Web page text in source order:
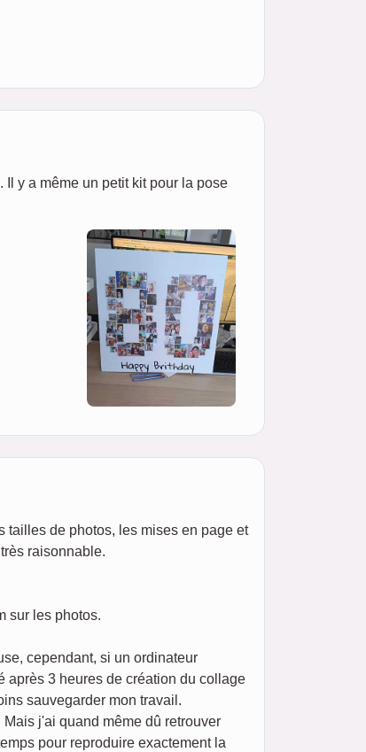
y a même un petit kit pour la pose
tailles de photos, les mises en page et
raisonnable.
sur les photos.
cependant, si un ordinateur
après 3 heures de création du collage
sauvegarder mon travail.
j'ai quand même dû retrouver
pour reproduire exactement la